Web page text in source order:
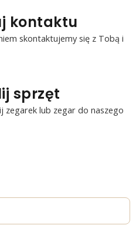
kontaktu
skontaktujemy się z Tobą i
sprzęt
zegarek lub zegar do naszego